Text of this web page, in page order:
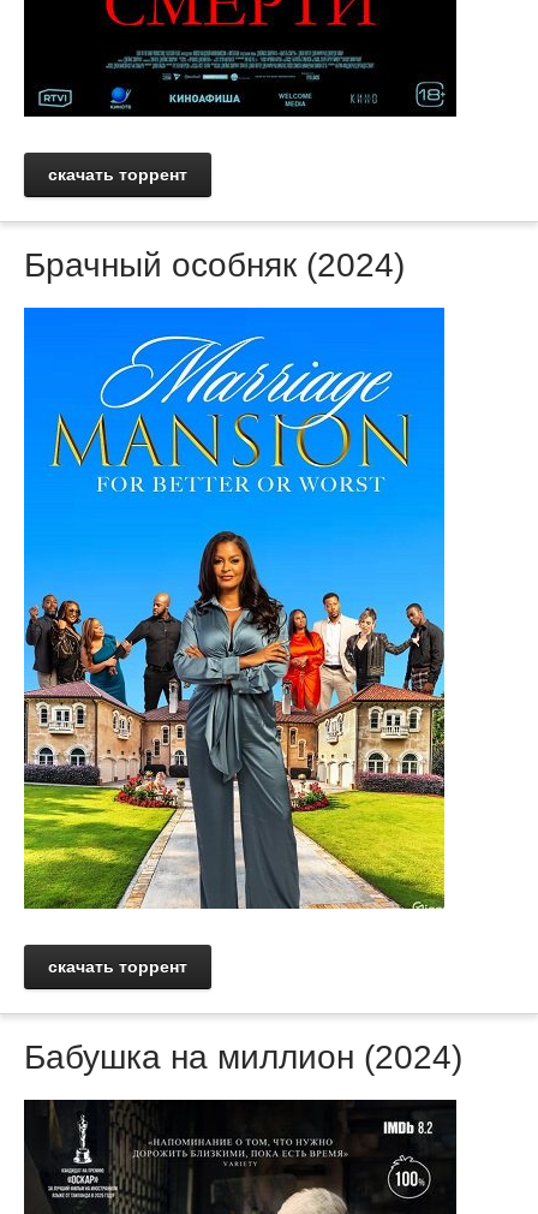
скачать торрент
Брачный особняк (2024)
скачать торрент
Бабушка на миллион (2024)